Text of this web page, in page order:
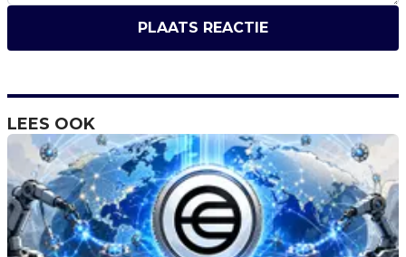
PLAATS REACTIE
LEES OOK